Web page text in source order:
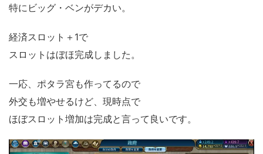
特にビッグ・ベンがデカい。
経済スロット＋1で
スロットはぼほ完成しました。
一応、ポタラ宮も作ってるので
外交も増やせるけど、現時点で
ほぼスロット増加は完成と言って良いです。